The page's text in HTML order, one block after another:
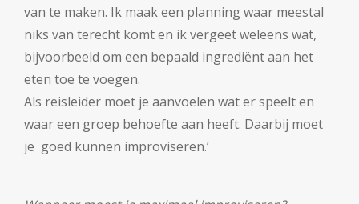
van te maken. Ik maak een planning waar meestal
niks van terecht komt en ik vergeet weleens wat,
bijvoorbeeld om een bepaald ingrediënt aan het
eten toe te voegen.
Als reisleider moet je aanvoelen wat er speelt en
waar een groep behoefte aan heeft. Daarbij moet
je goed kunnen improviseren.’